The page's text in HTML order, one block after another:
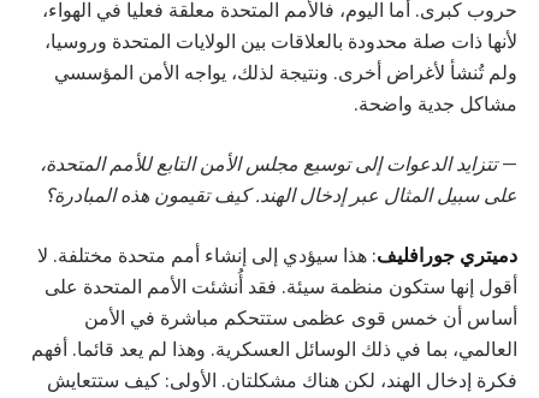
حروب كبرى. أما اليوم، فالأمم المتحدة معلقة فعليا في الهواء،
لأنها ذات صلة محدودة بالعلاقات بين الولايات المتحدة وروسيا،
ولم تُنشأ لأغراض أخرى. ونتيجة لذلك، يواجه الأمن المؤسسي
مشاكل جدية واضحة.
—تتزايد الدعوات إلى توسيع مجلس الأمن التابع للأمم المتحدة،
على سبيل المثال عبر إدخال الهند. كيف تقيمون هذه المبادرة؟
دميتري جورافليف: هذا سيؤدي إلى إنشاء أمم متحدة مختلفة. لا
أقول إنها ستكون منظمة سيئة. فقد أُنشئت الأمم المتحدة على
أساس أن خمس قوى عظمى ستتحكم مباشرة في الأمن
العالمي، بما في ذلك الوسائل العسكرية. وهذا لم يعد قائما. أفهم
فكرة إدخال الهند، لكن هناك مشكلتان. الأولى: كيف ستتعايش